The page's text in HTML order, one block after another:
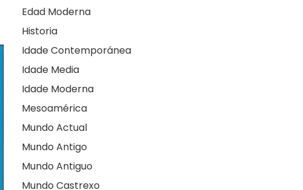
Edad Moderna
Historia
Idade Contemporánea
Idade Media
Idade Moderna
Mesoamérica
Mundo Actual
Mundo Antigo
Mundo Antiguo
Mundo Castrexo